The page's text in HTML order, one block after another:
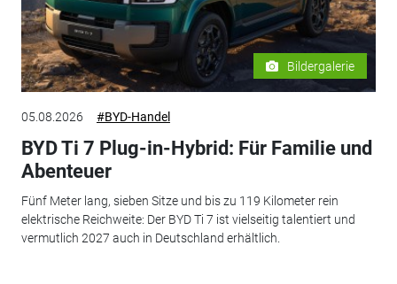
Bildergalerie
05.08.2026 #BYD-Handel
BYD Ti 7 Plug-in-Hybrid: Für Familie und
Abenteuer
Fünf Meter lang, sieben Sitze und bis zu 119 Kilometer rein
elektrische Reichweite: Der BYD Ti 7 ist vielseitig talentiert und
vermutlich 2027 auch in Deutschland erhältlich.